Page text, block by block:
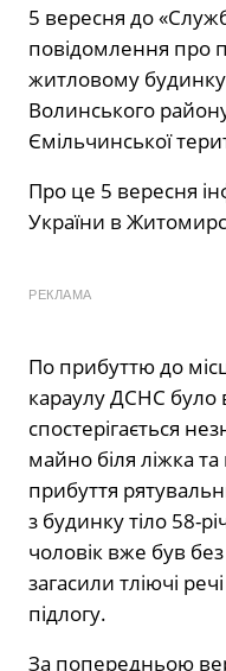
5 вересня до
повідомлення про
житловому
Волинського
Ємільчинської
Про це 5 вересня
України в
РЕКЛАМА
По прибуттю до
караулу ДСНС було
спостерігається
майно біля ліжка
прибуття
з будинку тіло 58-
чоловік вже був
загасили тліючі
підлогу.
За попередньою